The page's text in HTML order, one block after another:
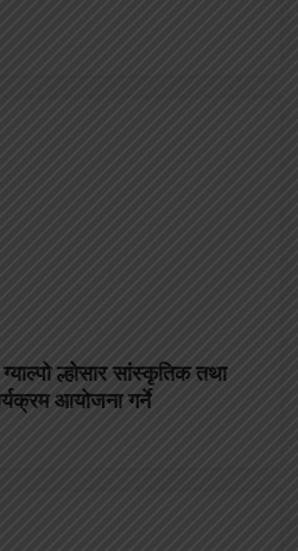
ल्होसार सांस्कृतिक तथा
आयोजना गर्ने